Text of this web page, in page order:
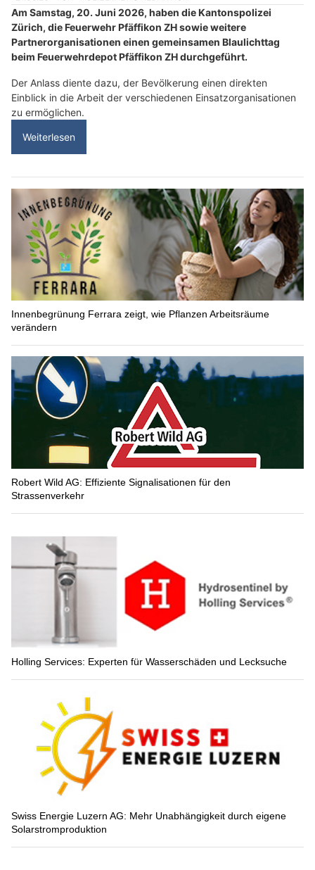
Am Samstag, 20. Juni 2026, haben die Kantonspolizei
Zürich, die Feuerwehr Pfäffikon ZH sowie weitere
Partnerorganisationen einen gemeinsamen Blaulichttag
beim Feuerwehrdepot Pfäffikon ZH durchgeführt.
Der Anlass diente dazu, der Bevölkerung einen direkten
Einblick in die Arbeit der verschiedenen Einsatzorganisationen
zu ermöglichen.
Weiterlesen
Innenbegrünung Ferrara zeigt, wie Pflanzen Arbeitsräume
verändern
Robert Wild AG: Effiziente Signalisationen für den
Strassenverkehr
Holling Services: Experten für Wasserschäden und Lecksuche
Swiss Energie Luzern AG: Mehr Unabhängigkeit durch eigene
Solarstromproduktion